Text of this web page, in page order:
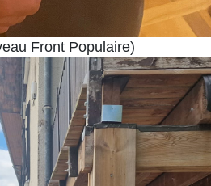
Front Populaire)